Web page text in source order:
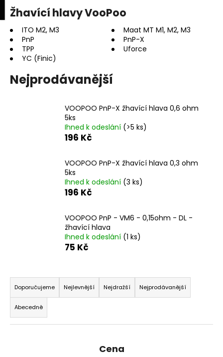
Přejít
na
obsah
Žhavící hlavy VooPoo
ITO M2, M3
Maat MT M1, M2, M3
PnP
PnP-X
TPP
Uforce
YC (Finic)
Nejprodávanější
VOOPOO PnP-X žhavící hlava 0,6 ohm
5ks
Ihned k odeslání (>5 ks)
196 Kč
VOOPOO PnP-X žhavící hlava 0,3 ohm
5ks
Ihned k odeslání (3 ks)
196 Kč
VOOPOO PnP - VM6 - 0,15ohm - DL -
žhavící hlava
Ihned k odeslání (1 ks)
75 Kč
Ř
a
z
e
n
Doporučujeme Nejlevnější Nejdražší Nejprodávanější
Abecedně
Cena
o Zpět
Zpět
C
p
t
?